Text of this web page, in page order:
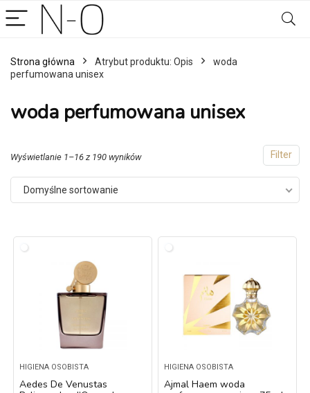
Strona główna Atrybut produktu: Opis
woda
perfumowana unisex
woda perfumowana unisex
Filter
Wyświetlanie 1–16 z 190 wyników
Domyślne sortowanie
HIGIENA OSOBISTA
Aedes De Venustas
HIGIENA OSOBISTA
Ajmal Haem woda